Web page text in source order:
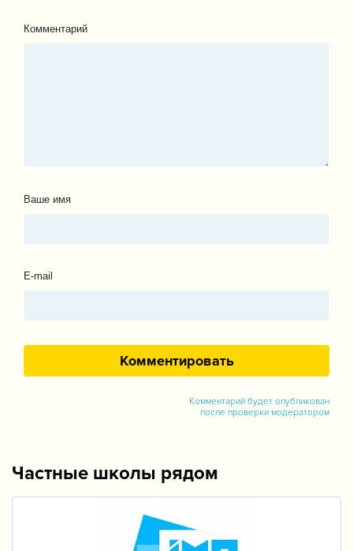
Комментарий
Ваше имя
E-mail
Комментарий будет опубликован
после проверки модератором
Частные школы рядом